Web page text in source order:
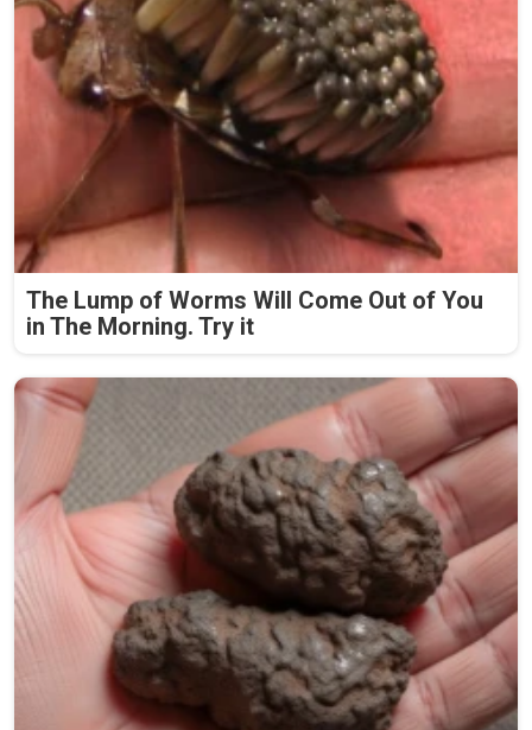
The Lump of Worms Will Come Out of You
in The Morning. Try it